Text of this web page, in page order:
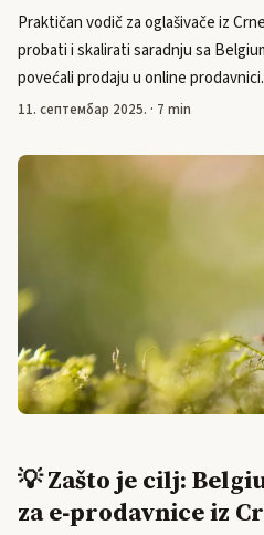
Praktičan vodič za oglašivače iz
probati i skalirati saradnju sa
povećali prodaju u online prodavnici.
11. септембар 2025. · 7 min
💡 Zašto je cilj:
za e‑prodavnice iz